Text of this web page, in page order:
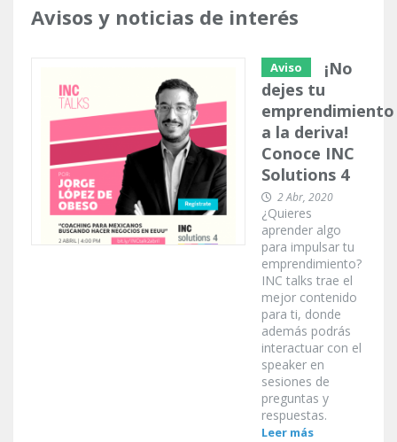
Avisos y noticias de interés
Aviso
¡No
dejes tu
emprendimiento
a la deriva!
Conoce INC
Solutions 4
2 Abr, 2020
¿Quieres
aprender algo
para impulsar tu
emprendimiento?
INC talks trae el
mejor contenido
para ti, donde
además podrás
interactuar con el
speaker en
sesiones de
preguntas y
respuestas.
Leer más